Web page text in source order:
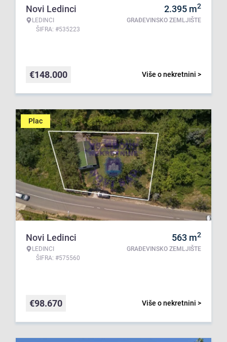
Novi Ledinci
LEDINCI
ŠIFRA: #535223
2.395 m2
GRAĐEVINSKO ZEMLJIŠTE
Više o nekretnini >
€148.000
Plac
Novi Ledinci
LEDINCI
ŠIFRA: #575560
563 m2
GRAĐEVINSKO ZEMLJIŠTE
Više o nekretnini >
€98.670